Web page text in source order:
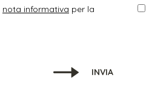
nota informativa per la
INVIA